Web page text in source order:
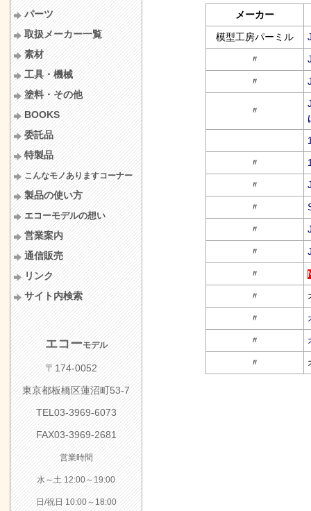
メーカー
模型工房パーミル
〃
〃
〃
〃
〃
〃
〃
〃
〃
〃
〃
〃
〃
パーツ
取扱メーカー一覧
素材
工具・機械
塗料・その他
BOOKS
委託品
特製品
こんなモノありますコーナー
製品の使い方
エコーモデルの想い
営業案内
通信販売
リンク
サイト内検索
エコーモデル
〒174-0052
東京都板橋区蓮沼町53-7
TEL03-3969-6073
FAX03-3969-2681
営業時間
水～土 12:00～19:00
日/祝日 10:00～18:00